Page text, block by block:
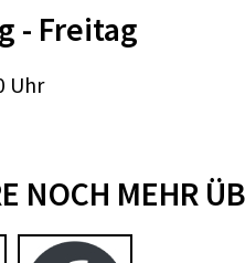
- Freitag
Uhr
NOCH MEHR